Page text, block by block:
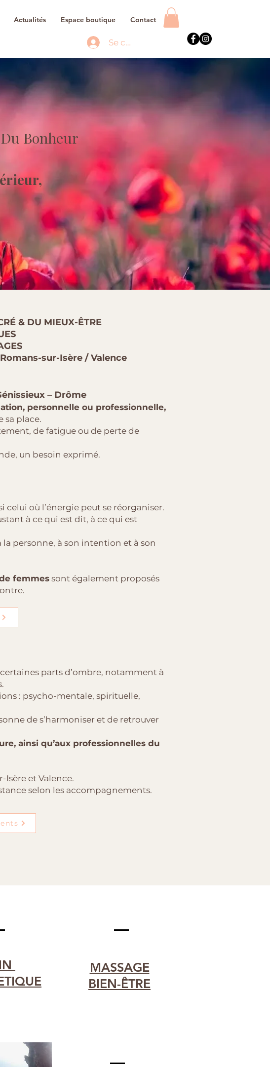
Actualités Espace boutique Contact
Se connecter
Bonheur
& DU MIEUX-ÊTRE
sur-Isère / Valence
– Drôme
personnelle ou professionnelle,
sa place.
de fatigue ou de perte de
un besoin exprimé.
celui où l’énergie peut se réorganiser.
à ce qui est dit, à ce qui est
personne, à son intention et à son
femmes sont également proposés
parts d’ombre, notamment à
: psycho-mentale, spirituelle,
de s’harmoniser et de retrouver
ainsi qu’aux professionnelles du
Isère et Valence.
selon les accompagnements.
MASSAGE
BIEN-ÊTRE